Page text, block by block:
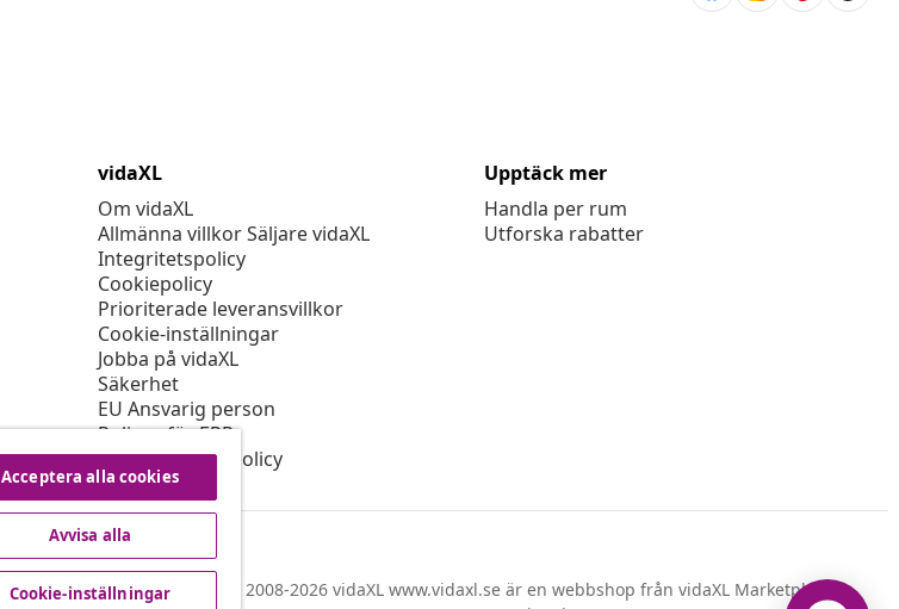
vidaXL
Om vidaXL
Allmänna villkor Säljare vidaXL
Integritetspolicy
Cookiepolicy
Prioriterade leveransvillkor
Cookie-inställningar
Jobba på vidaXL
Säkerhet
EU Ansvarig person
Policyn för EPR
Tillgänglighetspolicy
Upptäck mer
Handla per rum
Utforska rabatter
© 2008-2026 vidaXL www.vidaxl.se är en webbshop från vidaXL Marketplace
Acceptera alla cookies
Avvisa alla
Cookie-inställningar